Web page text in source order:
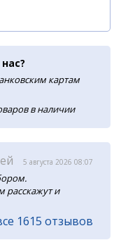
картам
в наличии
5 августа 2026 08:07
расскажут и
1615 отзывов